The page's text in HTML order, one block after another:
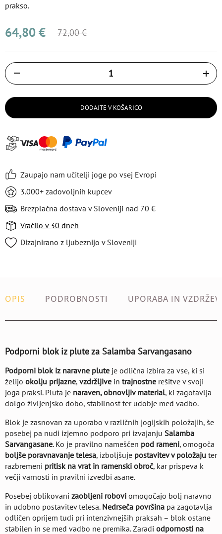
prakso.
64,80 € 72,00 €
Količina
DODAJTE V KOŠARICO
Zaupajo nam učitelji joge po vsej Evropi
3.000+ zadovoljnih kupcev
Brezplačna dostava v Sloveniji nad 70 €
Vračilo v 30 dneh
Dizajnirano z ljubeznijo v Sloveniji
OPIS PODROBNOSTI UPORABA IN
Podporni blok iz plute za Salamba Sarvangasano
Podporni blok iz naravne plute je odlična izbira za vse, ki si
želijo okolju prijazne, vzdržljive in trajnostne rešitve v svoji
joga praksi. Pluta je naraven, obnovljiv material, ki zagotavlja
dolgo življenjsko dobo, stabilnost ter udobje med vadbo.
Blok je zasnovan za uporabo v različnih jogijskih položajih, še
posebej pa nudi izjemno podporo pri izvajanju Salamba
Sarvangasane. Ko je pravilno nameščen pod rameni, omogoča
boljše poravnavanje telesa, izboljšuje postavitev v položaju ter
razbremeni pritisk na vrat in ramenski obroč, kar prispeva k
večji varnosti in pravilni izvedbi asane.
Posebej oblikovani zaobljeni robovi omogočajo bolj naravno
in udobno postavitev telesa. Nedrseča površina pa zagotavlja
odličen oprijem tudi pri intenzivnejših praksah – blok ostane
stabilen in se med vadbo ne premika. Zaradi odpornosti na